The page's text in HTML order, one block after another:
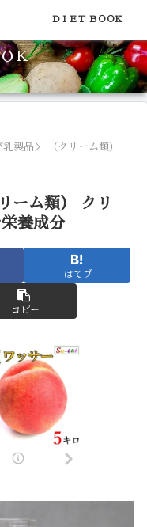
る！健康やダイエットに
Ｋ
乳製品＞ （クリーム類）
ーム類） クリ
養成分
はてブ
コピー
ＤＩＥＴ ＢＯＯＫ